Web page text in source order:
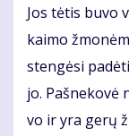
Jos tė­tis bu­vo
kai­mo
sten­gė­si
jo.
vo ir yra ge­rų